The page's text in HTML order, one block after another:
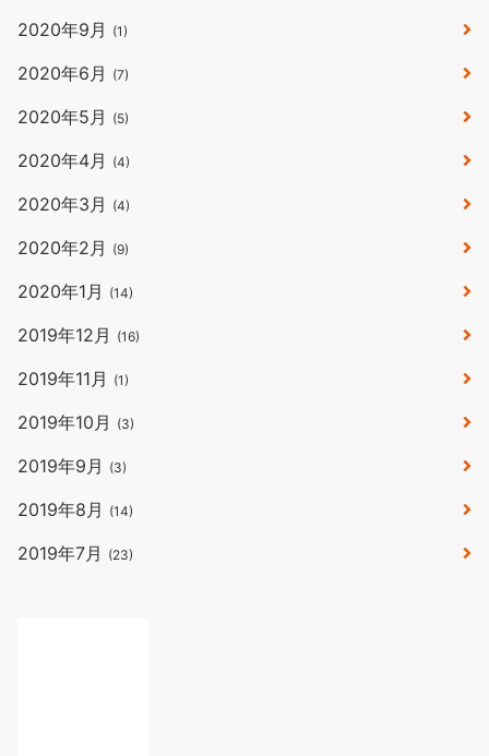
2020年9月 (1)
2020年6月 (7)
2020年5月 (5)
2020年4月 (4)
2020年3月 (4)
2020年2月 (9)
2020年1月 (14)
2019年12月 (16)
2019年11月 (1)
2019年10月 (3)
2019年9月 (3)
2019年8月 (14)
2019年7月 (23)